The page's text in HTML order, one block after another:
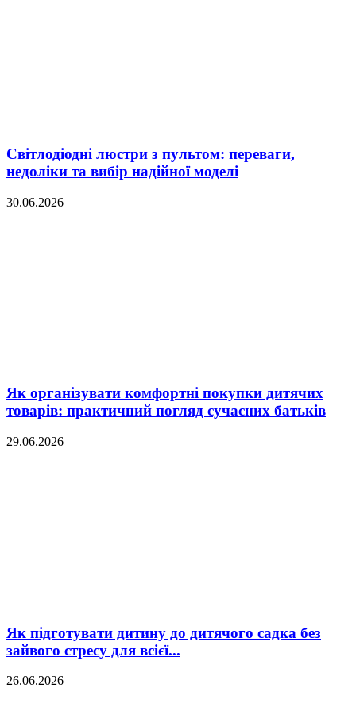
Світлодіодні люстри з пультом: переваги,
недоліки та вибір надійної моделі
30.06.2026
Як організувати комфортні покупки дитячих
товарів: практичний погляд сучасних батьків
29.06.2026
Як підготувати дитину до дитячого садка без
зайвого стресу для всієї...
26.06.2026